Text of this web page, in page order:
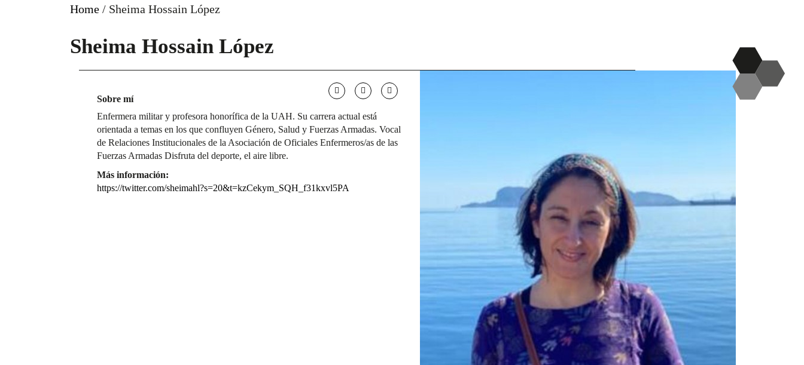
Home / Sheima Hossain López
Sheima Hossain López
Sobre mí
Enfermera militar y profesora honorífica de la UAH. Su carrera actual está
orientada a temas en los que confluyen Género, Salud y Fuerzas Armadas. Vocal
de Relaciones Institucionales de la Asociación de Oficiales Enfermeros/as de las
Fuerzas Armadas Disfruta del deporte, el aire libre.
Más información:
https://twitter.com/sheimahl?s=20&t=kzCekym_SQH_f31kxvl5PA